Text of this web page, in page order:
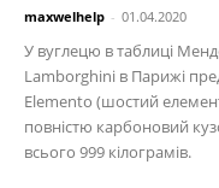
maxwelhelp - 01.04.2020
У вуглецю в таблиці
Lamborghini в Парижі
Elemento (шостий
повністю карбоновий
всього 999 кілограмів.